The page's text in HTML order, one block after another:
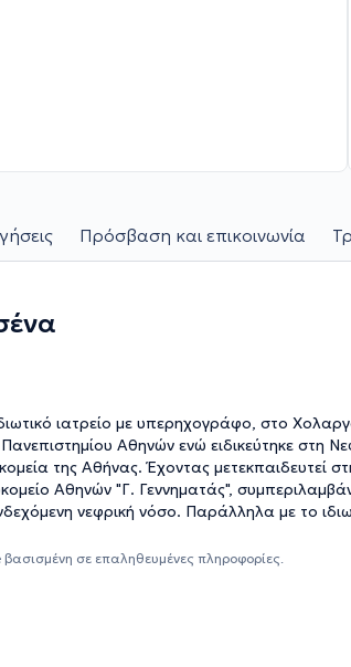
Πρόσβαση και επικοινωνία
ιατρείο με υπερηχογράφο, στο
Αθηνών ενώ ειδικεύτηκε στη
της Αθήνας. Έχοντας μετεκπαιδευτεί
Αθηνών "Γ. Γεννηματάς",
νεφρική νόσο. Παράλληλα με το
"Ζέβις", στην Ελβετία και στη
Νέα Υόρκη των ΗΠΑ.
σε επαληθευμένες πληροφορίες.